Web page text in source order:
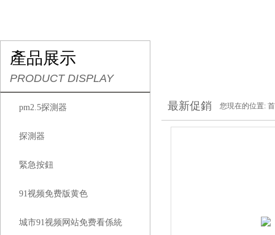
產品展示
PRODUCT DISPLAY
pm2.5探測器
探測器
緊急按鈕
91视频免费版黄色
城市91视频网站免费看係統
最新促銷 您現在的位置: